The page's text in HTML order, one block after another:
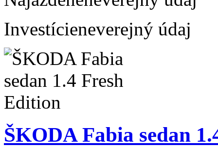
Investícieneverejný údaj
ŠKODA Fabia sedan